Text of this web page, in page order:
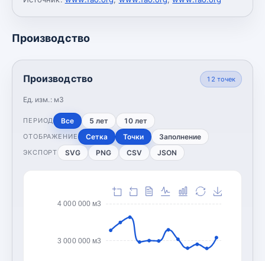
Производство
Производство
Ед. изм.: м3
12 точек
ПЕРИОД Все 5 лет 10 лет
ОТОБРАЖЕНИЕ Сетка Точки Заполнение
ЭКСПОРТ SVG PNG CSV JSON
3 000 000 м3
4 000 000 м3